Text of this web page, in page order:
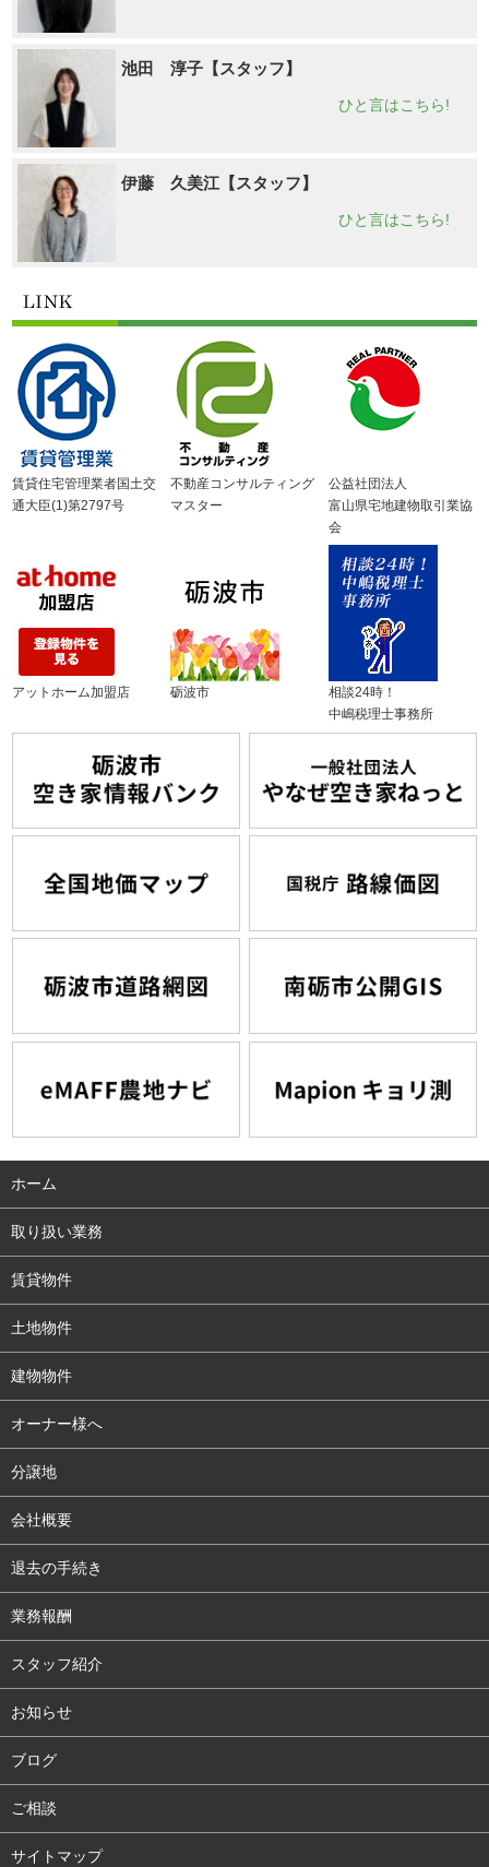
池田 淳子【スタッフ】
ひと言はこちら!
伊藤 久美江【スタッフ】
ひと言はこちら!
賃貸住宅管理業者国土交
通大臣(1)第2797号
不動産コンサルティング
マスター
公益社団法人
富山県宅地建物取引業協
会
アットホーム加盟店 砺波市
相談24時！
中嶋税理士事務所
ホーム
取り扱い業務
賃貸物件
土地物件
建物物件
オーナー様へ
分譲地
会社概要
退去の手続き
業務報酬
スタッフ紹介
お知らせ
ブログ
ご相談
サイトマップ